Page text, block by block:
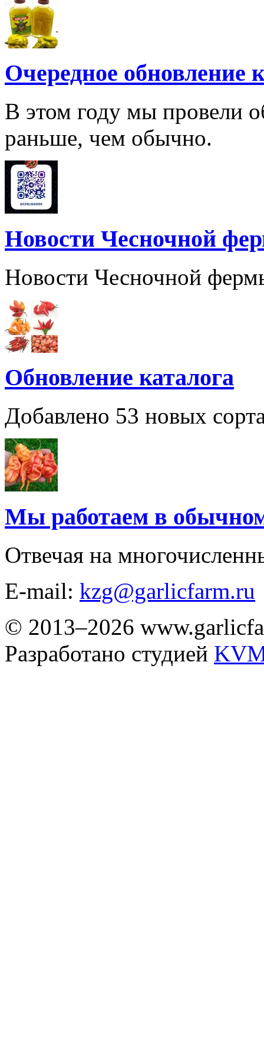
Очередное обновление
В этом году мы провели
раньше, чем обычно.
Новости Чесночной
Новости Чесночной
Обновление каталога
Добавлено 53 новых
Мы работаем в
Отвечая на
E-mail: kzg@garlicfarm.ru
© 2013–2026
Разработано студией